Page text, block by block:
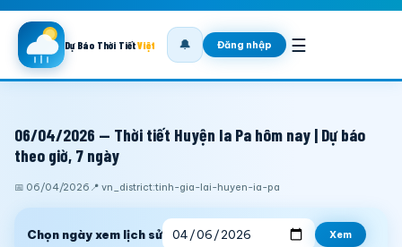
Dự Báo Thời TiếtViệt 🔔 Đăng nhập ☰
06/04/2026 — Thời tiết Huyện Ia Pa hôm nay | Dự báo
theo giờ, 7 ngày
📅 06/04/2026 📍 vn_district:tinh-gia-lai-huyen-ia-pa
Chọn ngày xem lịch sử Xem